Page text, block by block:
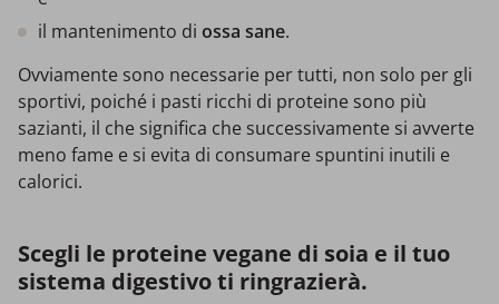
il mantenimento di ossa sane.
Ovviamente sono necessarie per tutti, non solo per gli
sportivi, poiché i pasti ricchi di proteine sono più
sazianti, il che significa che successivamente si avverte
meno fame e si evita di consumare spuntini inutili e
calorici.
Scegli le proteine vegane di soia e il tuo
sistema digestivo ti ringrazierà.